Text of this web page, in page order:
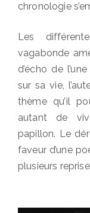
chronologie
Les
vagabonde
d’écho de
sur sa vie,
thème qu’il
autant de
papillon. Le
faveur d’une
plusieurs